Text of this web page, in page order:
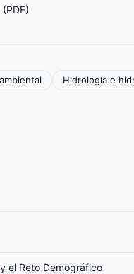
Hidrología e
el Reto Demográfico